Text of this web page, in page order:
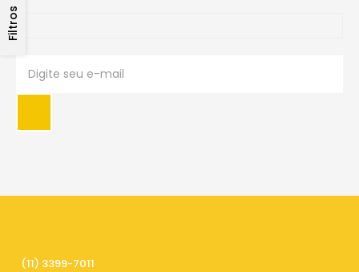
Filtros
(11) 3399-7011